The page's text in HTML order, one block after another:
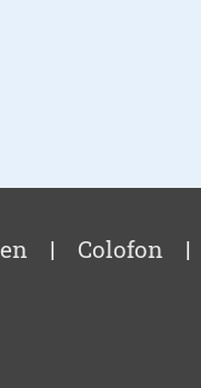
| Colofon |